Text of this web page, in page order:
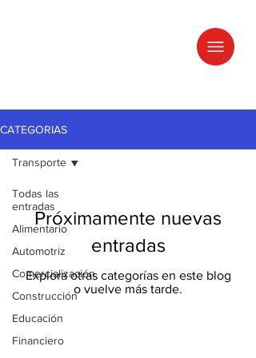
CATEGORIAS
Todas las
entradas
Alimentario
Automotriz
Comercialización
Construcción
Educación
Financiero
Transporte
Próximamente nuevas
entradas
Explora otras categorías en este blog
o vuelve más tarde.